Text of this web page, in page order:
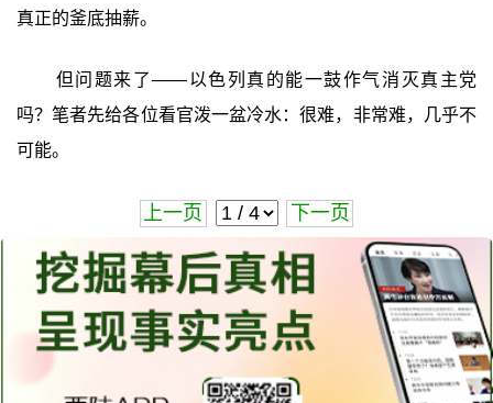
真正的釜底抽薪。
但问题来了——以色列真的能一鼓作气消灭真主党
吗？笔者先给各位看官泼一盆冷水：很难，非常难，几乎不
可能。
上一页 下一页